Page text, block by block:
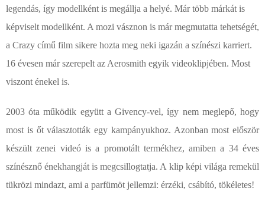
legendás, így modellként is megállja a helyé. Már több márkát is
képviselt modellként. A mozi vásznon is már megmutatta tehetségét,
a Crazy című film sikere hozta meg neki igazán a színészi karriert.
16 évesen már szerepelt az Aerosmith egyik videoklipjében. Most
viszont énekel is.
2003 óta működik együtt a Givency-vel, így nem meglepő, hogy
most is őt választották egy kampányukhoz. Azonban most először
készült zenei videó is a promotált termékhez, amiben a 34 éves
színésznő énekhangját is megcsillogtatja. A klip képi világa remekül
tükrözi mindazt, ami a parfümöt jellemzi: érzéki, csábító, tökéletes!